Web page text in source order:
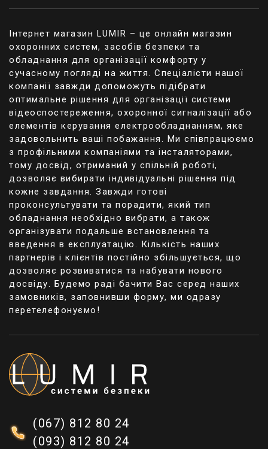
Інтернет магазин LUMIR – це онлайн магазин
охоронних систем, засобів безпеки та
обладнання для організації комфорту у
сучасному погляді на життя. Спеціалісти нашої
компанії завжди допоможуть підібрати
оптимальне рішення для організації системи
відеоспостереження, охоронної сигналізації або
елементів керування електрообладнанням, яке
задовольнить ваші побажання. Ми співпрацюємо
з профільними компаніями та інсталяторами,
тому досвід, отриманий у спільній роботі,
дозволяє вибирати індивідуальні рішення під
кожне завдання. Завжди готові
проконсультувати та порадити, який тип
обладнання необхідно вибрати, а також
організувати подальше встановлення та
введення в експлуатацію. Кількість наших
партнерів і клієнтів постійно збільшується, що
дозволяє розвиватися та набувати нового
досвіду. Будемо раді бачити Вас серед наших
замовників, заповнивши форму, ми одразу
перетелефонуємо!
(067) 812 80 24
(093) 812 80 24